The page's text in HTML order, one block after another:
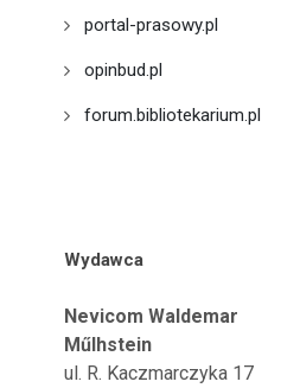
portal-prasowy.pl
opinbud.pl
forum.bibliotekarium.pl
Wydawca
Nevicom Waldemar
Műlhstein
ul. R. Kaczmarczyka 17